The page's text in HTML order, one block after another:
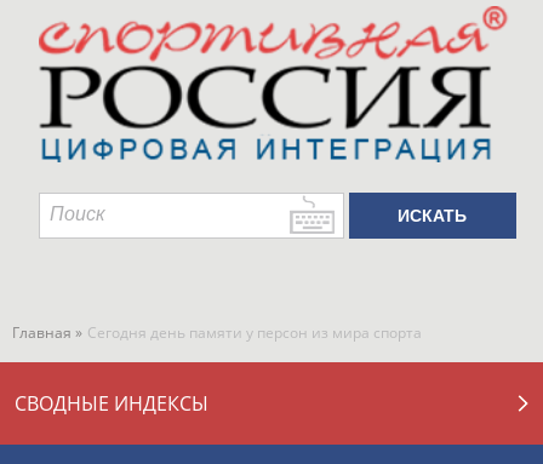
Главная » Сегодня день памяти у персон из мира спорта
СВОДНЫЕ ИНДЕКСЫ